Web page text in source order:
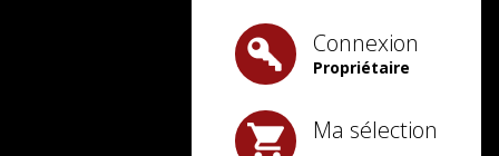
Connexion
Propriétaire
Ma sélection